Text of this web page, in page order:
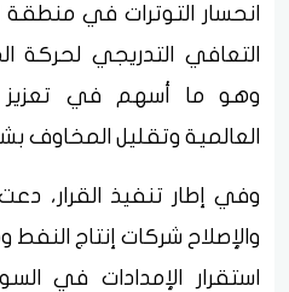
انحسار التوترات في
التعافي التدريجي لحركة
وهو ما أسهم في تعزيز
العالمية وتقليل المخاوف
وفي إطار تنفيذ القرار،
والإصلاح شركات إنتاج
استقرار الإمدادات في